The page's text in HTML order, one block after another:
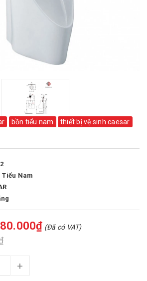
bồn tiểu nam
thiết bị vệ sinh caesar
Tiểu Nam
(Đã có VAT)
+